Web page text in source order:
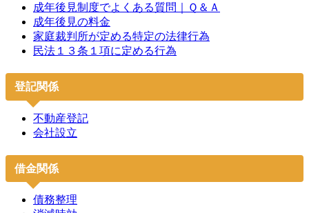
成年後見制度でよくある質問｜Ｑ＆Ａ
成年後見の料金
家庭裁判所が定める特定の法律行為
民法１３条１項に定める行為
登記関係
不動産登記
会社設立
借金関係
債務整理